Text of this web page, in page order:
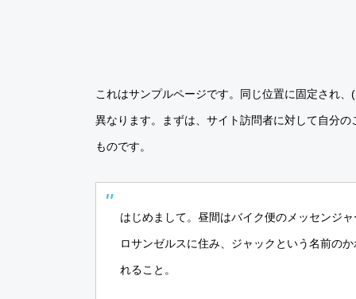
これはサンプルページです。同じ位置に固定され
異なります。まずは、サイト訪問者に対して自分
ものです。
はじめまして。昼間はバイク便のメッセンジ
ロサンゼルスに住み、ジャックという名前の
れること。